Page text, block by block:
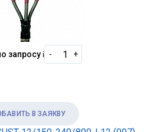
запросу i - +
В ЗАЯКВУ